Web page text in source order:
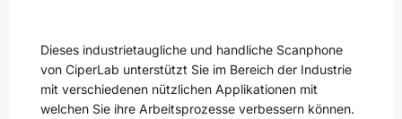
Dieses industrietaugliche und handliche Scanphone
von CiperLab unterstützt Sie im Bereich der Industrie
mit verschiedenen nützlichen Applikationen mit
welchen Sie ihre Arbeitsprozesse verbessern können.